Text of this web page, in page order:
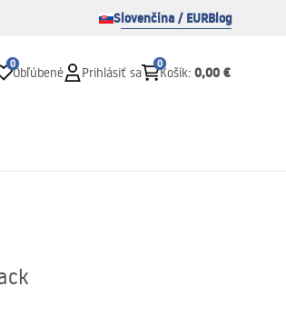
Slovenčina / EURBlog
0
Obľúbené Prihlásiť sa
0
Košík: 0,00 €